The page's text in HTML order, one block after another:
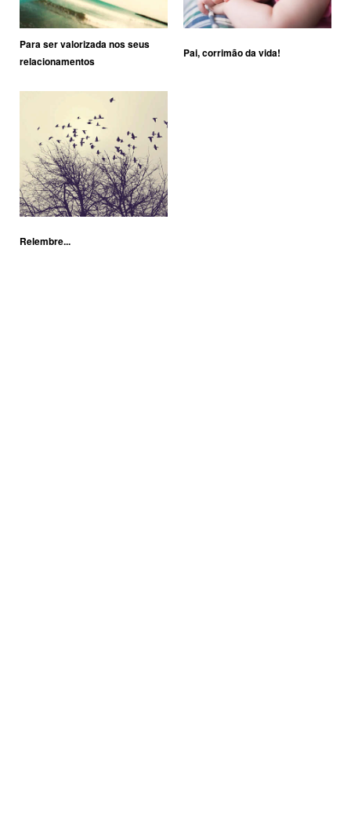
Para ser valorizada nos seus
relacionamentos
Pai, corrimão da vida!
Relembre...